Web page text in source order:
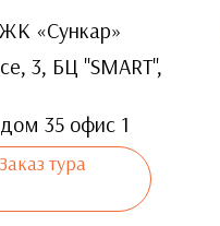
«Сункар»
3, БЦ "SMART",
35 офис 1
Заказ тура